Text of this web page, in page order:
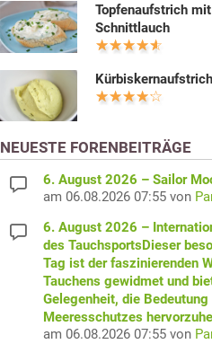
Topfenaufstrich mit
Schnittlauch
Kürbiskernaufstrich
NEUESTE FORENBEITRÄGE
6. August 2026 – Sailor
am 06.08.2026 07:55 von
6. August 2026 –
des TauchsportsDieser
Tag ist der faszinierenden
Tauchens gewidmet und
Gelegenheit, die Bedeutung
Meeresschutzes
am 06.08.2026 07:55 von